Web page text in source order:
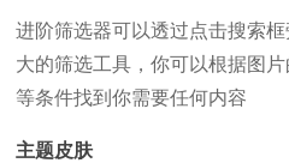
进阶筛选器可以透过点击搜索
大的筛选工具，你可以根据图
等条件找到你需要任何内容
主题皮肤